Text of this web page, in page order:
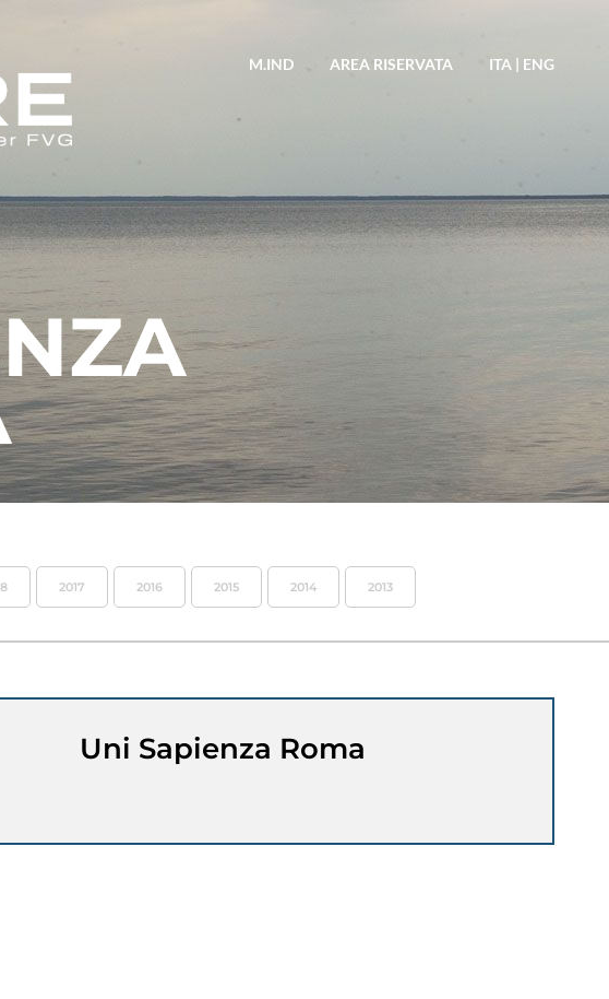
M.IND AREA RISERVATA ITA | ENG
2017 2016 2015 2014 2013
Uni Sapienza Roma